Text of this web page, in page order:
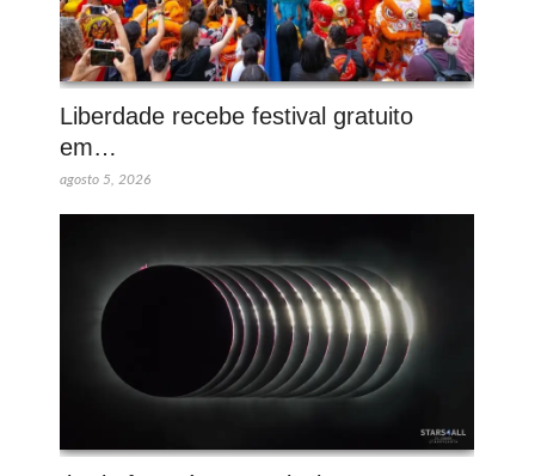
Liberdade recebe festival gratuito
em…
agosto 5, 2026